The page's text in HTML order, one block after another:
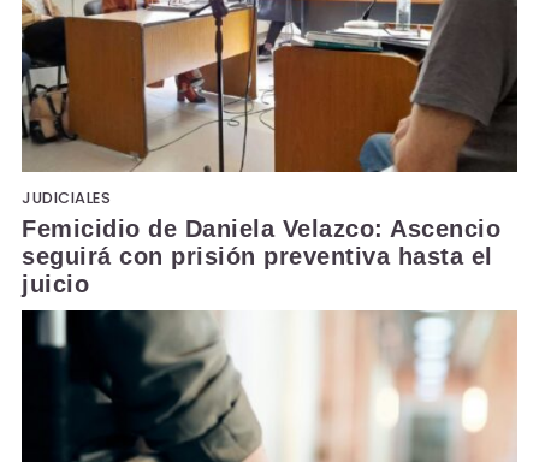
JUDICIALES
Femicidio de Daniela Velazco: Ascencio
seguirá con prisión preventiva hasta el
juicio